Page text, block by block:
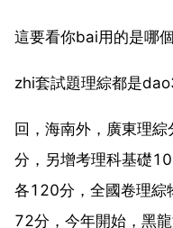
這要看你bai用的是哪
zhi套試題理綜都是
回，海南外，廣東理
分，另增考理科基礎
各120分，全國卷理
72分，今年開始，黑